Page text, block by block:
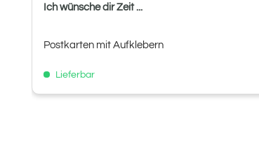
Ich wünsche dir Zeit ...
Postkarten mit Aufklebern
Lieferbar